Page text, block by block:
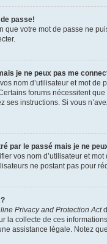
passe!
que votre mot de passe ne
je ne peux pas me
nom d’utilisateur et mot
forums nécessitent
ses instructions. Si vous
par le passé mais je ne
vos nom d’utilisateur et
ne postant pas pour
Privacy and Protection Act
la collecte de ces
assistance légale. Notez